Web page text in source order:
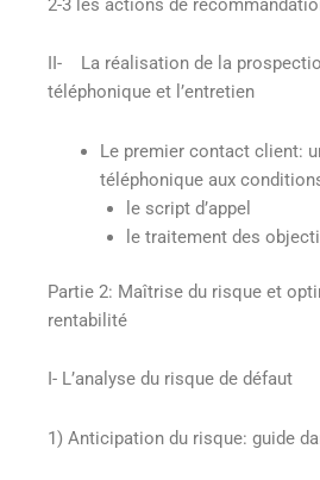
2-3 les actions de
II- La réalisation de la
téléphonique et l’entretien
Le premier contact client:
téléphonique aux
le script d’appel
le traitement des
Partie 2: Maîtrise du risque et
rentabilité
I- L’analyse du risque de défaut
1) Anticipation du risque: guide